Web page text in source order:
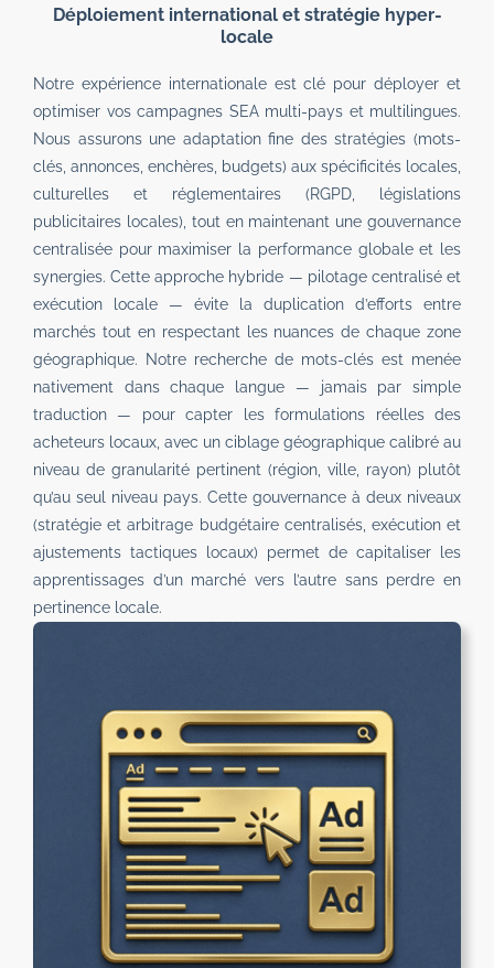
Déploiement international et stratégie hyper-
locale
Notre expérience internationale est clé pour déployer et
optimiser vos campagnes SEA multi-pays et multilingues.
Nous assurons une adaptation fine des stratégies (mots-
clés, annonces, enchères, budgets) aux spécificités locales,
culturelles et réglementaires (RGPD, législations
publicitaires locales), tout en maintenant une gouvernance
centralisée pour maximiser la performance globale et les
synergies. Cette approche hybride — pilotage centralisé et
exécution locale — évite la duplication d’efforts entre
marchés tout en respectant les nuances de chaque zone
géographique. Notre recherche de mots-clés est menée
nativement dans chaque langue — jamais par simple
traduction — pour capter les formulations réelles des
acheteurs locaux, avec un ciblage géographique calibré au
niveau de granularité pertinent (région, ville, rayon) plutôt
qu’au seul niveau pays. Cette gouvernance à deux niveaux
(stratégie et arbitrage budgétaire centralisés, exécution et
ajustements tactiques locaux) permet de capitaliser les
apprentissages d’un marché vers l’autre sans perdre en
pertinence locale.